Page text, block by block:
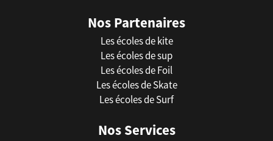
Nos Partenaires
Les écoles de kite
Les écoles de sup
Les écoles de Foil
Les écoles de Skate
Les écoles de Surf
Nos Services